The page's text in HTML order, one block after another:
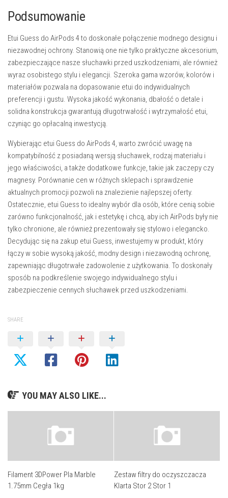
Podsumowanie
Etui Guess do AirPods 4 to doskonałe połączenie modnego designu i
niezawodnej ochrony. Stanowią one nie tylko praktyczne akcesorium,
zabezpieczające nasze słuchawki przed uszkodzeniami, ale również
wyraz osobistego stylu i elegancji. Szeroka gama wzorów, kolorów i
materiałów pozwala na dopasowanie etui do indywidualnych
preferencji i gustu. Wysoka jakość wykonania, dbałość o detale i
solidna konstrukcja gwarantują długotrwałość i wytrzymałość etui,
czyniąc go opłacalną inwestycją.
Wybierając etui Guess do AirPods 4, warto zwrócić uwagę na
kompatybilność z posiadaną wersją słuchawek, rodzaj materiału i
jego właściwości, a także dodatkowe funkcje, takie jak zaczepy czy
magnesy. Porównanie cen w różnych sklepach i sprawdzenie
aktualnych promocji pozwoli na znalezienie najlepszej oferty.
Ostatecznie, etui Guess to idealny wybór dla osób, które cenią sobie
zarówno funkcjonalność, jak i estetykę i chcą, aby ich AirPods były nie
tylko chronione, ale również prezentowały się stylowo i elegancko.
Decydując się na zakup etui Guess, inwestujemy w produkt, który
łączy w sobie wysoką jakość, modny design i niezawodną ochronę,
zapewniając długotrwałe zadowolenie z użytkowania. To doskonały
sposób na podkreślenie swojego indywidualnego stylu i
zabezpieczenie cennych słuchawek przed uszkodzeniami.
SHARE
YOU MAY ALSO LIKE...
Filament 3DPower Pla Marble
1.75mm Cegła 1kg
Zestaw filtry do oczyszczacza
Klarta Stor 2 Stor 1